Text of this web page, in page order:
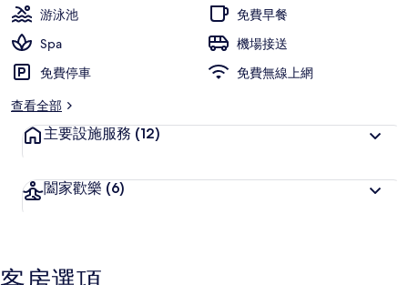
游泳池
免費早餐
Spa
機場接送
免費停車
免費無線上網
查看全部
主要設施服務 (12)
闔家歡樂 (6)